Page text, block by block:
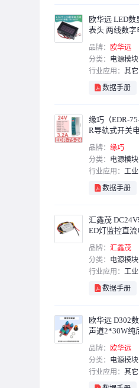
欧华远 LED
表头 两线数字
品牌： 欧华远
分类： 电源模块
行业应用： 其它
数据手册
缘巧（EDR-
R导轨式开关
0定制
品牌： 缘巧
分类： 电源模块
行业应用： 工业
数据手册
汇鑫茂 DC24V转12V 2A车载L
ED灯监控直
品牌： 汇鑫茂
分类： 电源模块
行业应用： 工业
数据手册
欧华远 D302
声道2*30W纯
品牌： 欧华远
分类： 电源模块
行业应用： 其它